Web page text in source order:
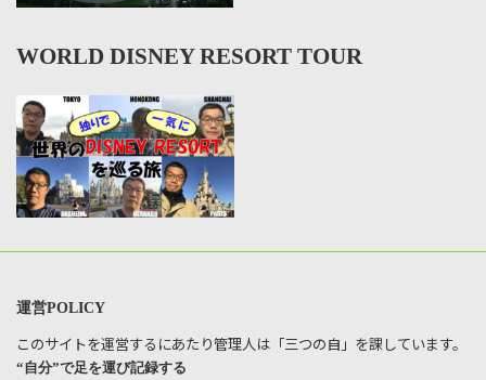
WORLD DISNEY RESORT TOUR
運営POLICY
このサイトを運営するにあたり管理人は「三つの自」を課しています。
“自分”で足を運び記録する